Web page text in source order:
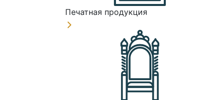
Печатная продукция